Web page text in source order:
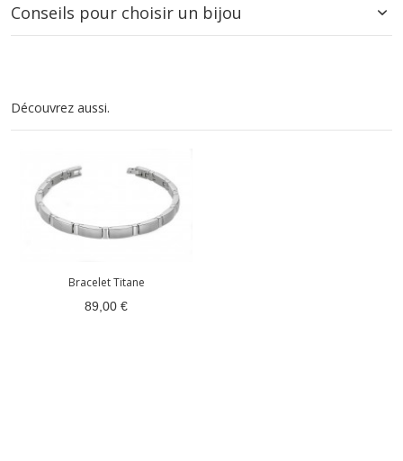
Conseils pour choisir un bijou
Découvrez aussi.
Bracelet Titane
89,00 €